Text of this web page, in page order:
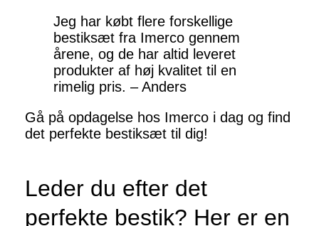
Jeg har købt flere forskellige
bestiksæt fra Imerco gennem
årene, og de har altid leveret
produkter af høj kvalitet til en
rimelig pris. – Anders
Gå på opdagelse hos Imerco i dag og find
det perfekte bestiksæt til dig!
Leder du efter det
perfekte bestik? Her er en